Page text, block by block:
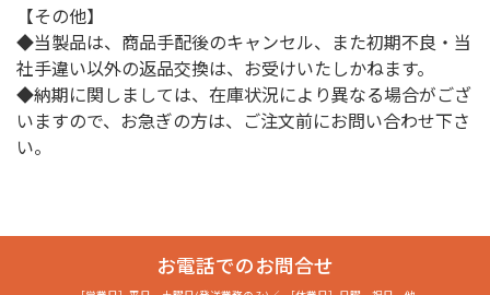
【その他】
◆当製品は、商品手配後のキャンセル、また初期不良・当
社手違い以外の返品交換は、お受けいたしかねます。
◆納期に関しましては、在庫状況により異なる場合がござ
いますので、お急ぎの方は、ご注文前にお問い合わせ下さ
い。
お電話でのお問合せ